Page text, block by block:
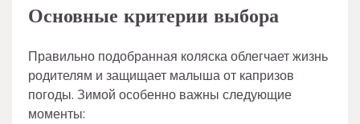
Основные критерии выбора
Правильно подобранная коляска облегчает жизнь
родителям и защищает малыша от капризов
погоды. Зимой особенно важны следующие
моменты: